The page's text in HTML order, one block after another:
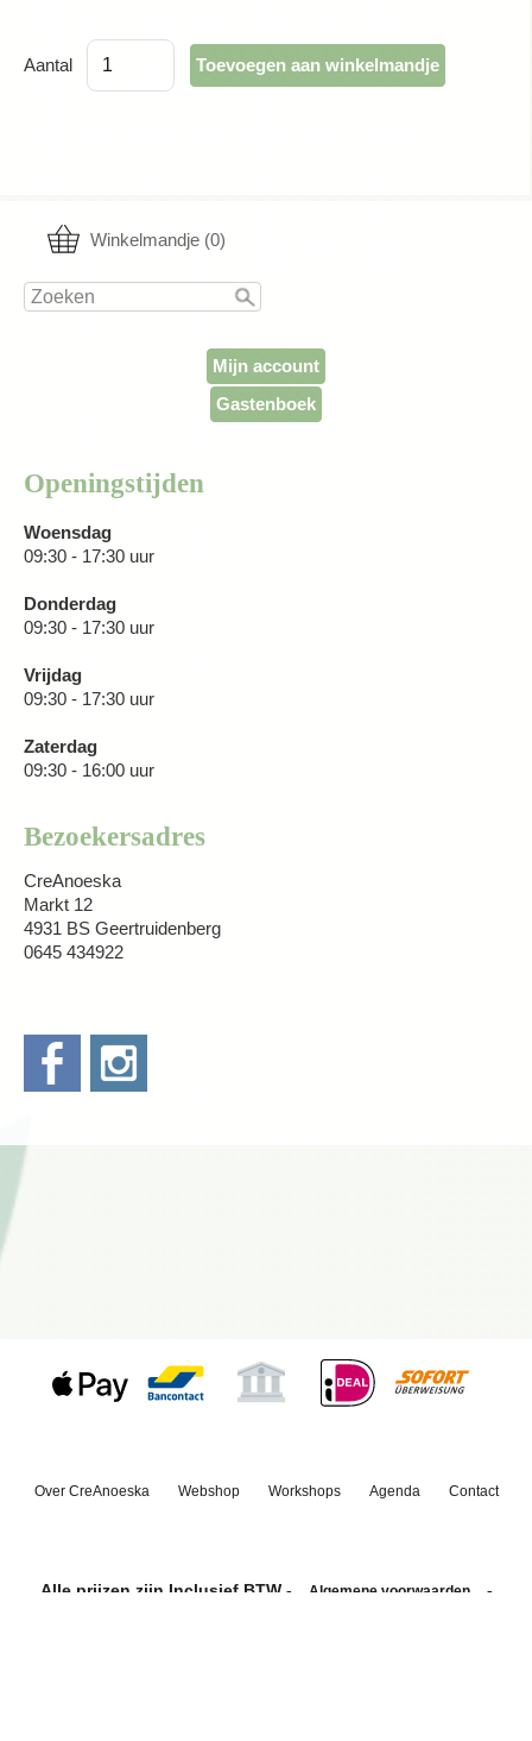
Winkelmandje (0)
Mijn account
Gastenboek
Openingstijden
Woensdag
09:30 - 17:30 uur
Donderdag
09:30 - 17:30 uur
Vrijdag
09:30 - 17:30 uur
Zaterdag
09:30 - 16:00 uur
Bezoekersadres
CreAnoeska
Markt 12
4931 BS Geertruidenberg
0645 434922
Aantal
Over CreAnoeska Webshop Workshops Agenda Contact
Alle prijzen zijn Inclusief BTW - Algemene voorwaarden -